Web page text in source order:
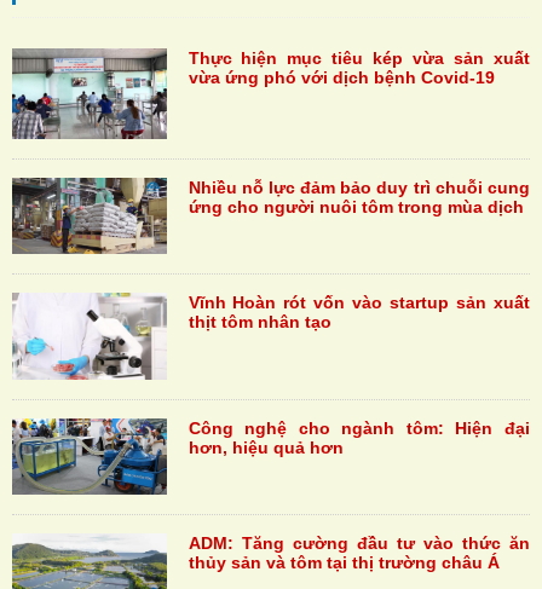
Thực hiện mục tiêu kép vừa sản xuất
vừa ứng phó với dịch bệnh Covid-19
Nhiều nỗ lực đảm bảo duy trì chuỗi cung
ứng cho người nuôi tôm trong mùa dịch
Vĩnh Hoàn rót vốn vào startup sản xuất
thịt tôm nhân tạo
Công nghệ cho ngành tôm: Hiện đại
hơn, hiệu quả hơn
ADM: Tăng cường đầu tư vào thức ăn
thủy sản và tôm tại thị trường châu Á